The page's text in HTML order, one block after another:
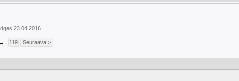
23.04.2016
→ 119 Seuraava >